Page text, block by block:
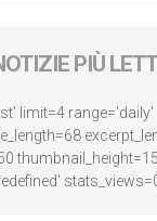
PIÙ
limit=4 range='daily'